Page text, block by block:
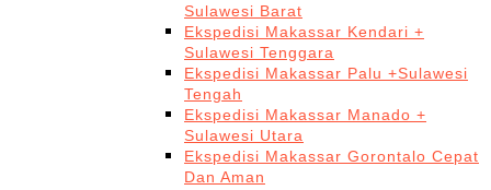
Sulawesi Barat
Ekspedisi Makassar Kendari +
Sulawesi Tenggara
Ekspedisi Makassar Palu +Sulawesi
Tengah
Ekspedisi Makassar Manado +
Sulawesi Utara
Ekspedisi Makassar Gorontalo Cepat
Dan Aman